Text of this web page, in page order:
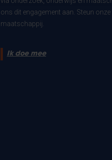
ons dit engagement aan. Steun
maatschappij.
Ik doe mee